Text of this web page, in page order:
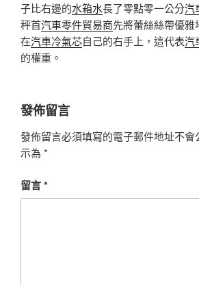
子比右邊的水箱水長了零點零一公分汽
秤首汽車零件貿易商先將蕾絲絲帶優雅
在汽車冷氣芯自己的右手上，這代表汽
的權重。
發佈留言
發佈留言必須填寫的電子郵件地址不會
示為 *
留言*